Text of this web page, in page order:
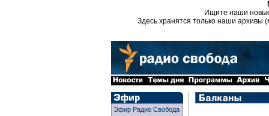
Ищите наши
Здесь хранятся только наши архивы
Эфир Радио Свобода